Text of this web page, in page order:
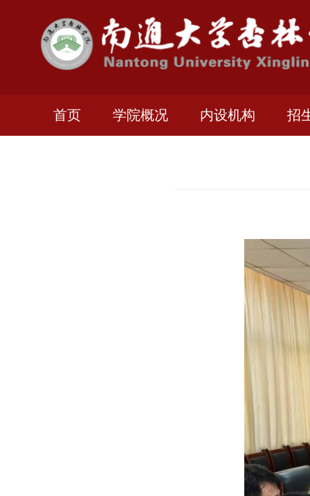
首页 学院概况 内设机构 招